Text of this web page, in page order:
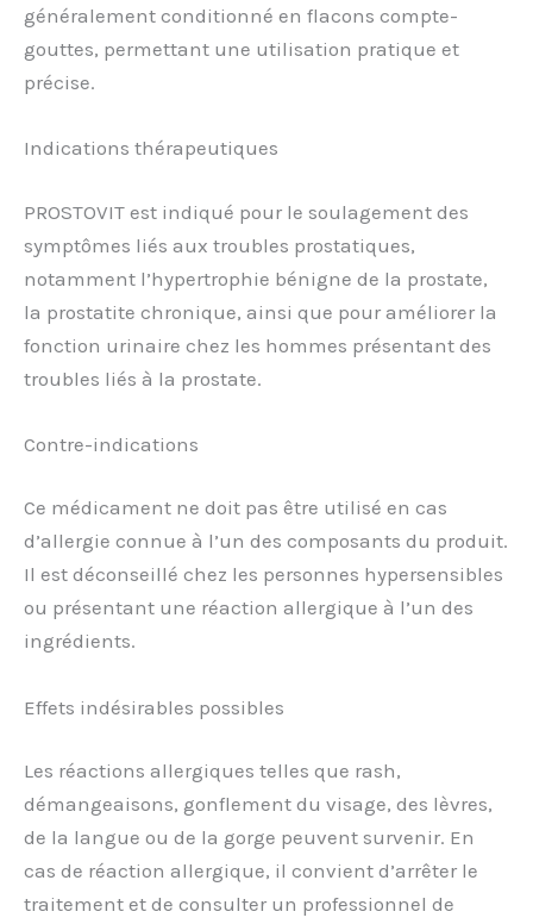
généralement conditionné en flacons compte-
gouttes, permettant une utilisation pratique et
précise.
Indications thérapeutiques
PROSTOVIT est indiqué pour le soulagement des
symptômes liés aux troubles prostatiques,
notamment l’hypertrophie bénigne de la prostate,
la prostatite chronique, ainsi que pour améliorer la
fonction urinaire chez les hommes présentant des
troubles liés à la prostate.
Contre-indications
Ce médicament ne doit pas être utilisé en cas
d’allergie connue à l’un des composants du produit.
Il est déconseillé chez les personnes hypersensibles
ou présentant une réaction allergique à l’un des
ingrédients.
Effets indésirables possibles
Les réactions allergiques telles que rash,
démangeaisons, gonflement du visage, des lèvres,
de la langue ou de la gorge peuvent survenir. En
cas de réaction allergique, il convient d’arrêter le
traitement et de consulter un professionnel de